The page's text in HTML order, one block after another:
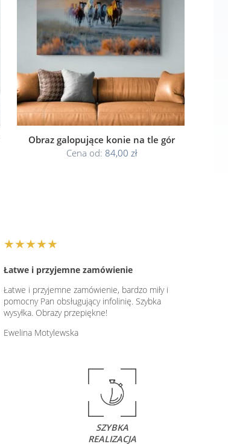
Obraz galopujące konie na tle gór
Cena od: 84,00 zł
★★★★★
Łatwe i przyjemne zamówienie
Łatwe i przyjemne zamówienie, bardzo miły i
pomocny Pan obsługujący infolinię. Szybka
wysyłka. Obrazy przepiękne!
Ewelina Motylewska
SZYBKA
REALIZACJA